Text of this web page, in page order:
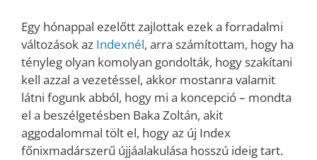
Egy hónappal ezelőtt zajlottak ezek a forradalmi
változások az Indexnél, arra számítottam, hogy ha
tényleg olyan komolyan gondolták, hogy szakítani
kell azzal a vezetéssel, akkor mostanra valamit
látni fogunk abból, hogy mi a koncepció – mondta
el a beszélgetésben Baka Zoltán, akit
aggodalommal tölt el, hogy az új Index
főnixmadárszerű újjáalakulása hosszú ideig tart.